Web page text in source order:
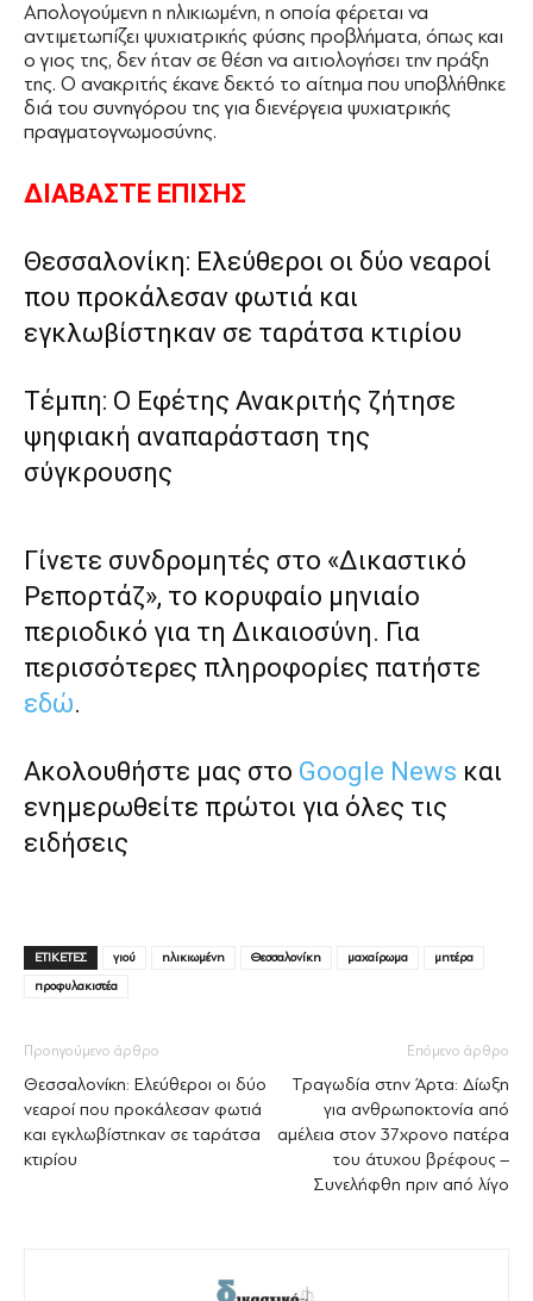
Απολογούμενη η ηλικιωμένη, η οποία φέρεται να
αντιμετωπίζει ψυχιατρικής φύσης προβλήματα, όπως και
ο γιος της, δεν ήταν σε θέση να αιτιολογήσει την πράξη
της. Ο ανακριτής έκανε δεκτό το αίτημα που υποβλήθηκε
διά του συνηγόρου της για διενέργεια ψυχιατρικής
πραγματογνωμοσύνης.
ΔΙΑΒΑΣΤΕ ΕΠΙΣΗΣ
Θεσσαλονίκη: Ελεύθεροι οι δύο νεαροί
που προκάλεσαν φωτιά και
εγκλωβίστηκαν σε ταράτσα κτιρίου
Τέμπη: Ο Εφέτης Ανακριτής ζήτησε
ψηφιακή αναπαράσταση της
σύγκρουσης
Γίνετε συνδρομητές στο «Δικαστικό
Ρεπορτάζ», το κορυφαίο μηνιαίο
περιοδικό για τη Δικαιοσύνη. Για
περισσότερες πληροφορίες πατήστε
εδώ.
Ακολουθήστε μας στο Google News και
ενημερωθείτε πρώτοι για όλες τις
ειδήσεις
ΕΤΙΚΕΤΕΣ γιού ηλικιωμένη Θεσσαλονίκη μαχαίρωμα
μητέρα
προφυλακιστέα
Προηγούμενο άρθρο
Θεσσαλονίκη: Ελεύθεροι οι δύο
νεαροί που προκάλεσαν φωτιά
και εγκλωβίστηκαν σε ταράτσα
κτιρίου
Επόμενο άρθρο
Τραγωδία στην Άρτα: Δίωξη
για ανθρωποκτονία από
αμέλεια στον 37χρονο πατέρα
του άτυχου βρέφους –
Συνελήφθη πριν από λίγο